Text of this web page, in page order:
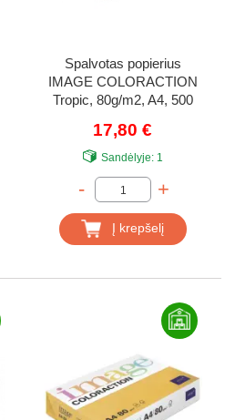
Spalvotas popierius
IMAGE COLORACTION
Tropic, 80g/m2, A4, 500
(Flamingo)
17,80 €
Sandėlyje:1
- +
Į krepšelį